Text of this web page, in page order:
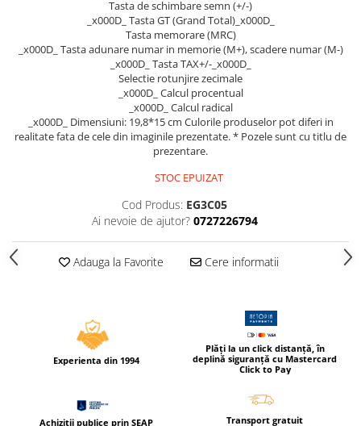
Truse geometrie
Markere evidentiatoare text
Markere permanente
Markere speciale pentru desen
Ghiozdane si genti scolare
Genti laptop
Carti de colorat si povestit
Jocuri / Party
Coperti scolare
Pachete scolare
Tasta de schimbare semn (+/-)
_x000D_ Tasta GT (Grand Total)_x000D_
Tasta memorare (MRC)
_x000D_ Tasta adunare numar in memorie (M+), scadere numar (M-)
_x000D_ Tasta TAX+/-_x000D_
Selectie rotunjire zecimale
_x000D_ Calcul procentual
_x000D_ Calcul radical
_x000D_ Dimensiuni: 19,8*15 cm Culorile produselor pot diferi in
realitate fata de cele din imaginile prezentate. * Pozele sunt cu titlu de
prezentare.
STOC EPUIZAT
Cod Produs: EG3C05
Ai nevoie de ajutor? 0727226794
Adauga la Favorite Cere informatii
Experienta din 1994
Plăți la un click distanță, în
deplină siguranță cu Mastercard
Click to Pay
Achizitii publice prin SEAP Transport gratuit